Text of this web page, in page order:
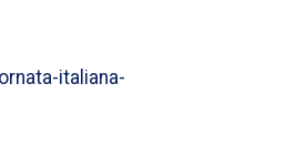
italiana-